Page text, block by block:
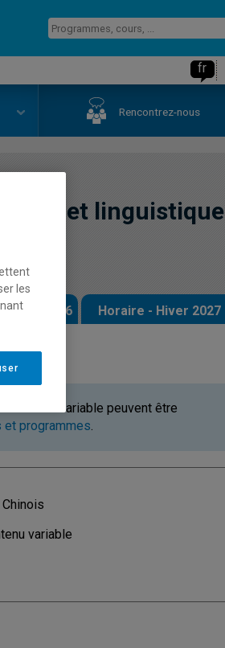
fr
Rencontrez-nous
et linguistique
2026 Horaire - Hiver 2027
contenu variable peuvent être
programmes.
Chinois
variable
les